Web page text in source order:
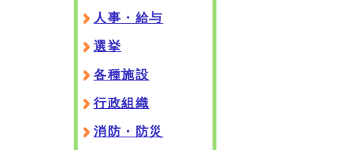
人事・給与
選挙
各種施設
行政組織
消防・防災